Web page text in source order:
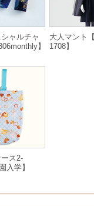
ャルチャ
】
大人マント
1708】
ス2-
入学】